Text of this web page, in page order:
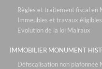
Règles et traitement fiscal en
Immeubles et travaux
Evolution de la loi Malraux
IMMOBILIER MONUMENT
Défiscalisation non plafonnée